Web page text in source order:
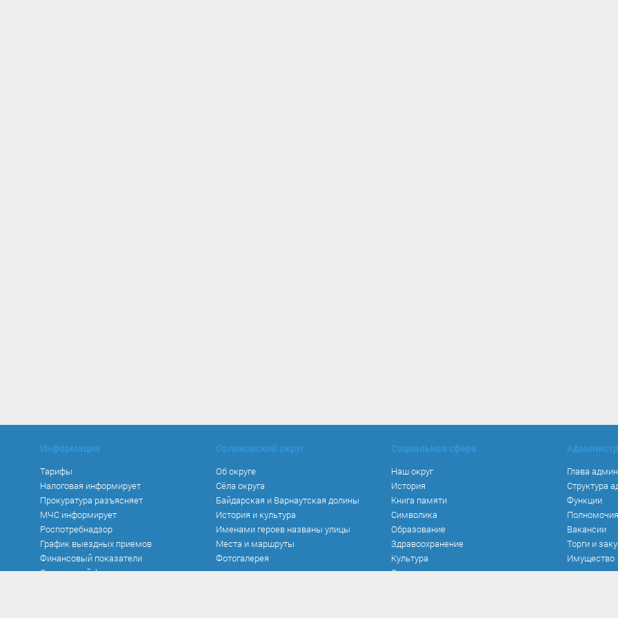
Информация
Тарифы
Налоговая информирует
Прокуратура разъясняет
МЧС информирует
Роспотребнадзор
График выездных приемов
Финансовый показатели
Социальный фонд
Орлиновский округ
Об округе
Сёла округа
Байдарская и Варнаутская долины
История и культура
Именами героев названы улицы
Места и маршруты
Фотогалерея
Социальная сфера
Наш округ
История
Книга памяти
Символика
Образование
Здравоохранение
Культура
Спорт
Глава
Структура
Функции
Полномочия
Вакансии
Торги и
Имущество